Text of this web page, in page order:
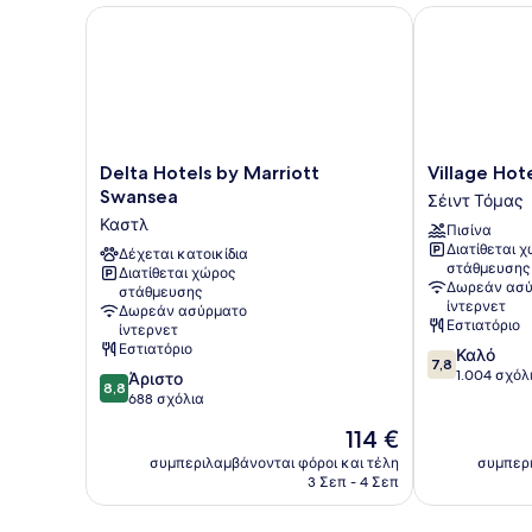
Delta
Hotels
by
Marriott
Swansea
Καστλ
Delta Hotels by Marriott
Swansea
Καστλ
Δέχεται κατοικίδια
Διατίθεται χώρος
στάθμευσης
Δωρεάν ασύρματο
ίντερνετ
Εστιατόριο
8.8
στα
8,8 Άριστο
688 σχόλια
Η
τιμή
είναι
114 €
συμπεριλαμβάνονται φόροι και τέλη
3 Σεπ - 4 Σεπ
Delta Hotels by Marriott Swansea
Village
Hotel
Swansea
Σέιντ
Τόμας
Village
Σέιντ Τόμας
Πισίνα
Διατίθεται
στάθμευσης
Δωρεάν
ίντερνετ
Εστιατόριο
7.8
στα
σχόλια
7,8 Καλό
1.004
Village Hotel